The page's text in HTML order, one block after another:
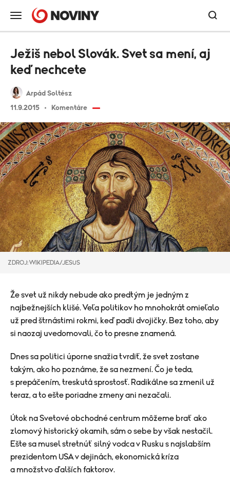
Arpád Soltész
11.9.2015
Komentáre
Ježiš nebol Slovák. Svet sa mení, aj
keď nechcete
ZDROJ: WIKIPEDIA/JESUS
Že svet už nikdy nebude ako predtým je jedným z
najbežnejších klišé. Veľa politikov ho mnohokrát omieľalo
už pred štrnástimi rokmi, keď padli dvojičky. Bez toho, aby
si naozaj uvedomovali, čo to presne znamená.
Dnes sa politici úporne snažia tvrdiť, že svet zostane
takým, ako ho poznáme, že sa nezmení. Čo je teda,
s prepáčením, treskutá sprostosť. Radikálne sa zmenil už
teraz, a to ešte poriadne zmeny ani nezačali.
Útok na Svetové obchodné centrum môžeme brať ako
zlomový historický okamih, sám o sebe by však nestačil.
Ešte sa musel stretnúť silný vodca v Rusku s najslabším
prezidentom USA v dejinách, ekonomická kríza
a množstvo ďalších faktorov.